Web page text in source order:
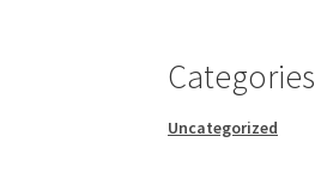
Categories
Uncategorized